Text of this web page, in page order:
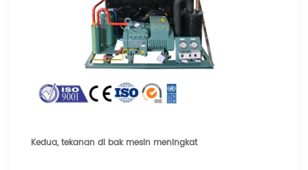
Kedua, tekanan di bak mesin meningkat